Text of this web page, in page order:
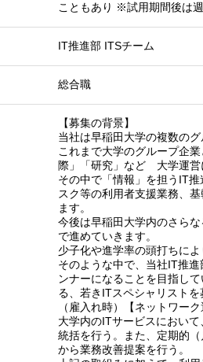
こともあり ※試用期間後は
IT推進部 ITSチーム
総合職
【募集の背景】
当社は早稲田大学の複数の
これまで大学のグループ企
際」「研究」など 大学運営
その中で「情報」を担うIT
スク等の利用者支援業務、
ます。
今後は早稲田大学内のさら
で進めていきます。
少子化や進学率の頭打ちに
そのような中で、当社IT推
ンナーになることを目指し
る、若きITスペシャリストを
（雇入れ時）【ネットワーク
大学内のITサービスにおい
統括を行う。また、定期的
から業務改善提案を行う。